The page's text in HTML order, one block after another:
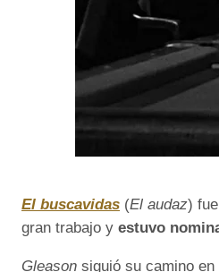
El buscavidas (El audaz)
gran trabajo y estuvo
Gleason siguió su camino